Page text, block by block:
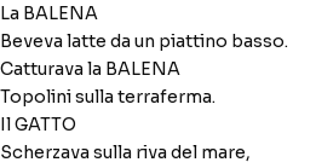
La BALENA
Beveva latte da un piattino basso.
Catturava la BALENA
Topolini sulla terraferma.
Il GATTO
Scherzava sulla riva del mare,